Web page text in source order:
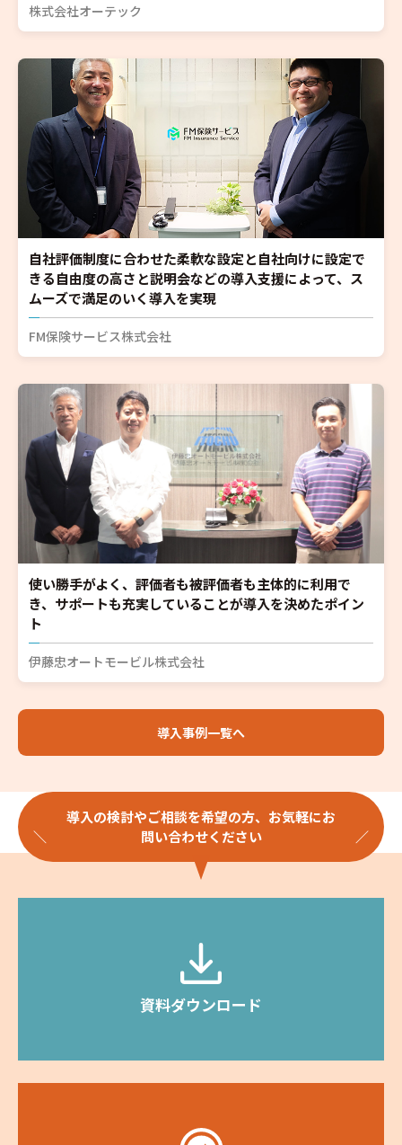
株式会社オーテック
自社評価制度に合わせた柔軟な設定と自社向けに設定で
きる自由度の高さと説明会などの導入支援によって、ス
ムーズで満足のいく導入を実現
FM保険サービス株式会社
使い勝手がよく、評価者も被評価者も主体的に利用で
き、サポートも充実していることが導入を決めたポイン
ト
伊藤忠オートモービル株式会社
導入事例一覧へ
導入の検討やご相談を希望の方、お気軽にお
問い合わせください
資料ダウンロード